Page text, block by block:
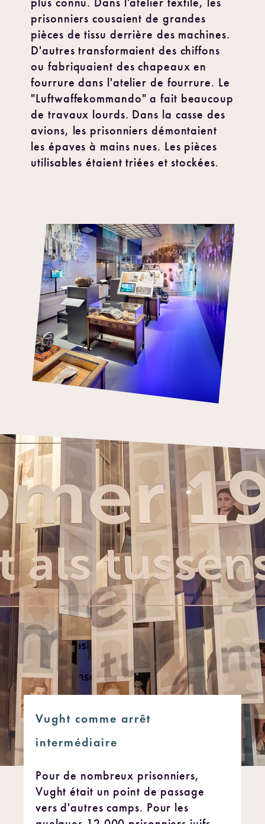
prisonniers cousaient de grandes
pièces de tissu derrière des machines.
D'autres transformaient des chiffons
ou fabriquaient des chapeaux en
fourrure dans l'atelier de fourrure. Le
"Luftwaffekommando" a fait beaucoup
de travaux lourds. Dans la casse des
avions, les prisonniers démontaient
les épaves à mains nues. Les pièces
utilisables étaient triées et stockées.
Vught comme arrêt
intermédiaire
Pour de nombreux prisonniers,
Vught était un point de passage
vers d'autres camps. Pour les